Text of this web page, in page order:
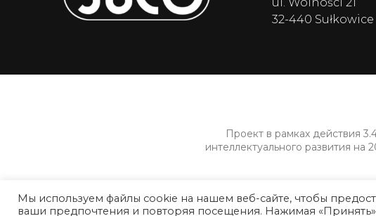
32-440 Sułkowice
Проект в рамках действия
интеллектуального развития
Мы используем файлы cookie на нашем веб-сайте, чтобы
ваши предпочтения и повторяя посещения. Нажимая «Принять»,